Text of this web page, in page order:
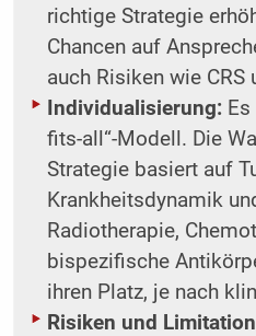
richtige Strategie
Chancen auf
auch Risiken wie CRS
Individualisierung:Es
fits-all“-Modell. Die
Strategie basiert auf
Krankheitsdynamik
Radiotherapie,
bispezifische
ihren Platz, je nach
Risiken und